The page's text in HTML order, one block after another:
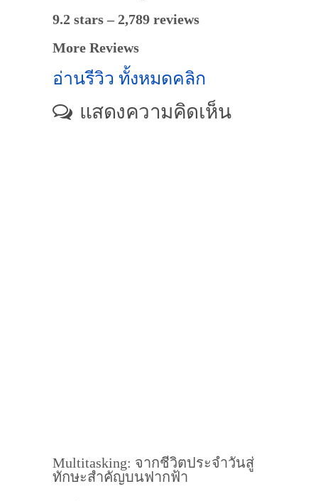
9.2 stars – 2,789 reviews
More Reviews
อ่านรีวิว ทั้งหมดคลิก
แสดงความคิดเห็น
Multitasking: จากชีวิตประจำวันสู่
ทักษะสำคัญบนฟากฟ้า